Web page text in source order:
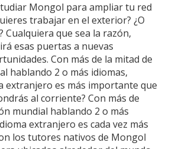
Mongol para ampliar tu red
trabajar en el exterior? ¿O
Cualquiera que sea la razón,
esas puertas a nuevas
Con más de la mitad de
hablando 2 o más idiomas,
extranjero es más importante que
al corriente? Con más de
mundial hablando 2 o más
extranjero es cada vez más
los tutores nativos de Mongol